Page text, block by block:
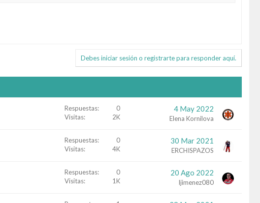
Debes iniciar sesión o registrarte para responder aquí.
Respuestas
0
Visitas
2K
4 May 2022
Elena Kornilova
Respuestas
0
Visitas
4K
30 Mar 2021
ERCHISPAZOS
Respuestas
0
Visitas
1K
20 Ago 2022
ljimenez080